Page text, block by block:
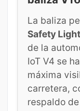
La baliza
Safety Light
de la
IoT V4 se
máxima
carretera,
respaldo